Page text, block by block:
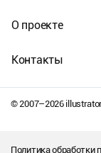
© 2007–2026
О проекте
Контакты
Политика обработки